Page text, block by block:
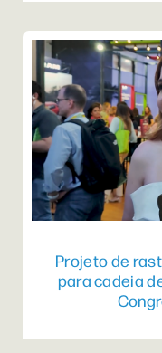
Projeto de
para cadeia